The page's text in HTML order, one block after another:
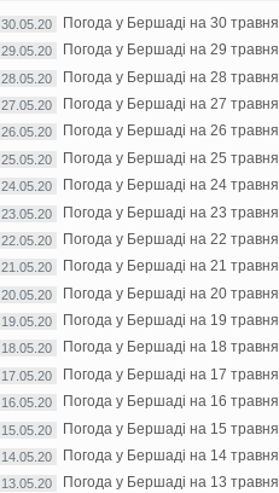
30.05.20 Погода у Бершаді на 30 травня
29.05.20 Погода у Бершаді на 29 травня
28.05.20 Погода у Бершаді на 28 травня
27.05.20 Погода у Бершаді на 27 травня
26.05.20 Погода у Бершаді на 26 травня
25.05.20 Погода у Бершаді на 25 травня
24.05.20 Погода у Бершаді на 24 травня
23.05.20 Погода у Бершаді на 23 травня
22.05.20 Погода у Бершаді на 22 травня
21.05.20 Погода у Бершаді на 21 травня
20.05.20 Погода у Бершаді на 20 травня
19.05.20 Погода у Бершаді на 19 травня
18.05.20 Погода у Бершаді на 18 травня
17.05.20 Погода у Бершаді на 17 травня
16.05.20 Погода у Бершаді на 16 травня
15.05.20 Погода у Бершаді на 15 травня
14.05.20 Погода у Бершаді на 14 травня
13.05.20 Погода у Бершаді на 13 травня